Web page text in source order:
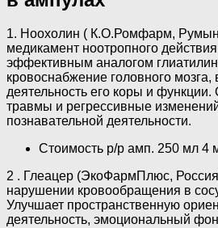
1. Ноохолин ( К.О.Ромфарм,
медикамент ноотропного
эффективным аналогом
кровоснабжение головного мозга,
деятельность его коры и
травмы и регрессивные
познавательной деятельности.
Стоимость р/р амп. 250 мл 4
2 . Глеацер (ЭкоФармПлюс,
нарушении кровообращения в
Улучшает пространственную
деятельность, эмоциональный